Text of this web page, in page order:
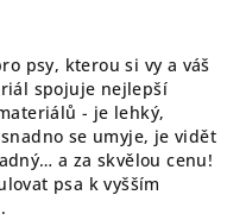
psy, kterou si vy a váš
spojuje nejlepší
- je lehký,
se umyje, je vidět
a za skvělou cenu!
psa k vyšším